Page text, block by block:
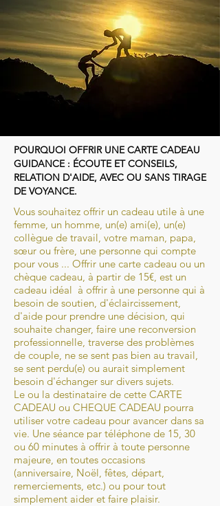
POURQUOI OFFRIR UNE CARTE CADEAU
GUIDANCE : ÉCOUTE ET CONSEILS,
RELATION D'AIDE, AVEC OU SANS TIRAGE
DE VOYANCE.
Vous souhaitez offrir un cadeau utile à une
femme, un homme, un(e) ami(e), un(e)
collègue de travail, votre maman, papa,
sœur ou frère, une personne qui compte
pour vous ... Offrir une carte cadeau ou un
chèque cadeau, à partir de 15€, est un
cadeau idéal à offrir à une personne qui à
besoin de soutien, d'éclaircissement,
d'aide pour prendre une décision, qui
souhaite changer, faire une reconversion
professionnelle, traverse des problèmes
de couple, ne se sent pas bien au travail,
se sent perdu(e) ou aurait simplement
besoin d'échanger sur divers sujets.
Le ou la destinataire de cette CARTE
CADEAU ou CHEQUE CADEAU pourra
utiliser votre cadeau pour avancer dans sa
vie. Une séance par téléphone de 15, 30
ou 60 minutes à offrir à toute personne
majeure, en toutes occasions
(anniversaire, Noël, fêtes, départ,
remerciements, etc.) ou pour tout
simplement aider et faire plaisir.